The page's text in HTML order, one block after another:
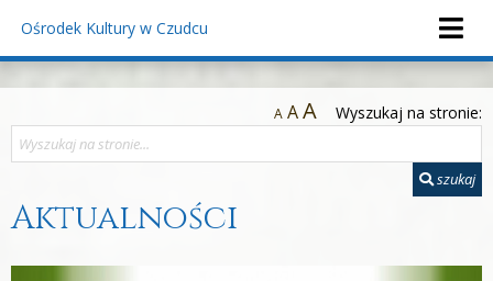
Ośrodek Kultury w Czudcu
A AA Wyszukaj na stronie:
szukaj
Aktualności